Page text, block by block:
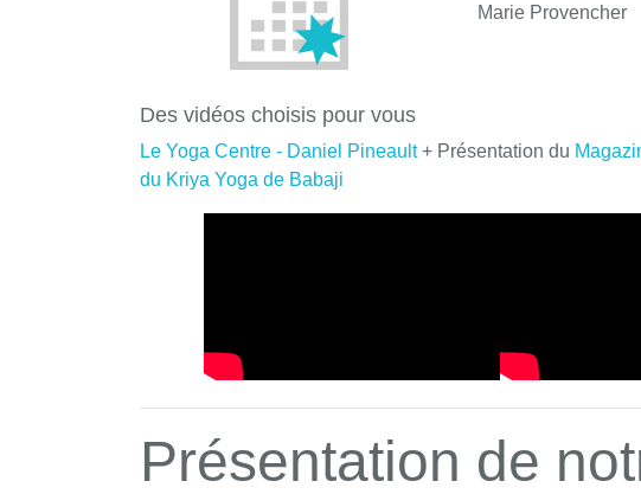
Marie Provencher
Des vidéos choisis pour vous
Le Yoga Centre - Daniel Pineault+ Présentation du
du Kriya Yoga de Babaji
Présentation de